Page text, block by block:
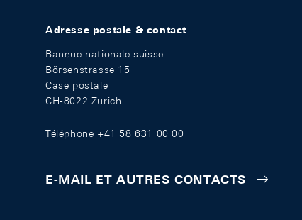
Adresse postale & contact
Banque nationale suisse
Börsenstrasse 15
Case postale
CH-8022 Zurich
Téléphone +41 58 631 00 00
E-MAIL ET AUTRES CONTACTS